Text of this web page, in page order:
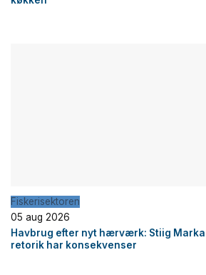
Fiskerisektoren
05 aug 2026
Havbrug efter nyt hærværk: Stiig
retorik har konsekvenser